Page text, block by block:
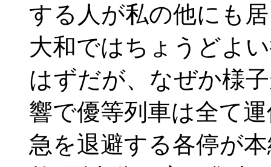
する人が私の他にも
大和ではちょうどよ
はずだが、なぜか様
響で優等列車は全て
急を退避する各停が